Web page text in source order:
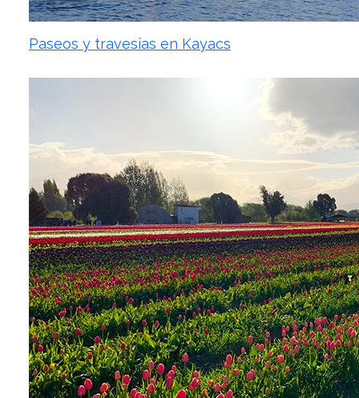
Paseos y travesías en Kayacs